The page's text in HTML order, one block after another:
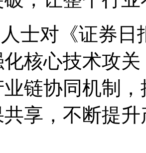
士对《证券日
核心技术攻
链协同机制
享，不断提